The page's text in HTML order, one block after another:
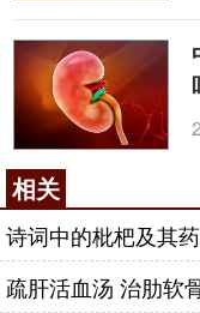
相关
诗词中的枇杷及其
疏肝活血汤 治肋软